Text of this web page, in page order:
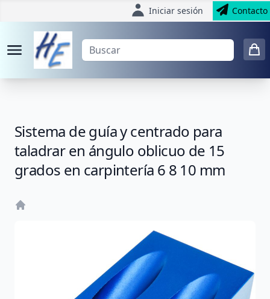
Iniciar sesión Contacto
Sistema de guía y centrado para
taladrar en ángulo oblicuo de 15
grados en carpintería 6 8 10 mm